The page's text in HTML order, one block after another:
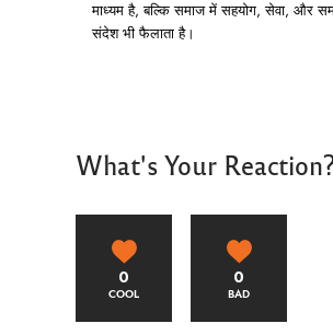
माध्यम है, बल्कि समाज में सहयोग, सेवा, और
संदेश भी फैलाता है।
What's Your
0
COOL
0
BAD